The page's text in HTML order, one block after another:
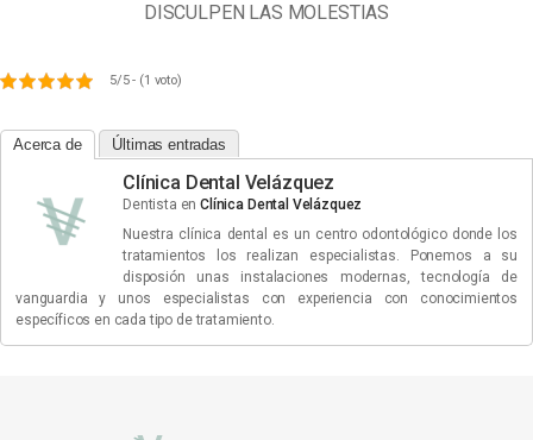
DISCULPEN LAS MOLESTIAS
5/5 - (1 voto)
Acerca de Últimas entradas
Clínica Dental Velázquez
Dentista enClínica Dental Velázquez
Nuestra clínica dental es un centro odontológico donde los
tratamientos los realizan especialistas. Ponemos a su
disposión unas instalaciones modernas, tecnología de
vanguardia y unos especialistas con experiencia con conocimientos
específicos en cada tipo de tratamiento.